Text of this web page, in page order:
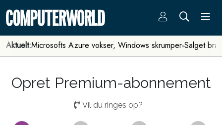
Aktuelt:Microsofts Azure vokser, Windows skrumper Salget
Opret Premium-abonnement
Vil du ringes op?